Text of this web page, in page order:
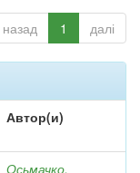
назад 1 далі
Автор(и)
Осьмачко,